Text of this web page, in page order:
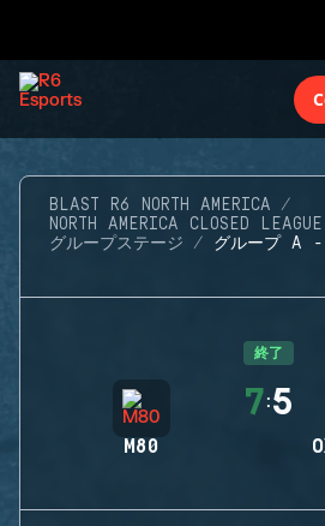
BLAST R6 NORTH AMERICA
NORTH AMERICA CLOSED LEAGUE
グループステージ
グループ A
終了
M80
7:5